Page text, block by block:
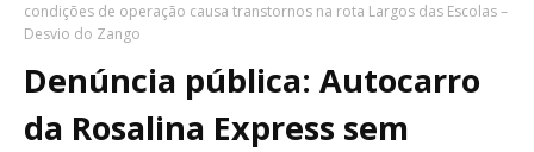
condições de operação causa transtornos na rota Largos das Escolas –
Desvio do Zango
Denúncia pública: Autocarro
da Rosalina Express sem